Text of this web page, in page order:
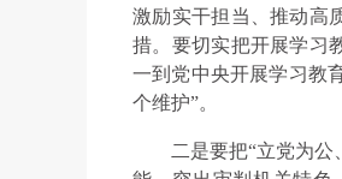
激励实干担当、推动高
措。要切实把开展学习
一到党中央开展学习教
个维护”。
二是要把“立党为